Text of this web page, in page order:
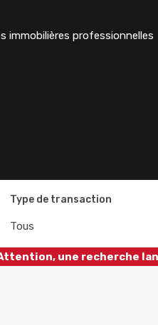
immobilières professionnelles
Type de transaction
Tous
une recherche